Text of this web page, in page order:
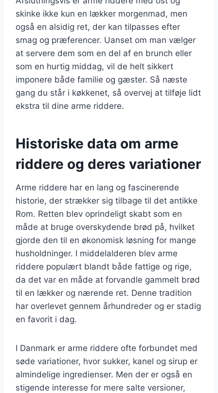
skinke ikke kun en lækker morgenmad, men
også en alsidig ret, der kan tilpasses efter
smag og præferencer. Uanset om man vælger
at servere dem som en del af en brunch eller
som en hurtig middag, vil de helt sikkert
imponere både familie og gæster. Så næste
gang du står i køkkenet, så overvej at tilføje lidt
ekstra til dine arme riddere.
Historiske data om arme
riddere og deres variationer
Arme riddere har en lang og fascinerende
historie, der strækker sig tilbage til det antikke
Rom. Retten blev oprindeligt skabt som en
måde at bruge overskydende brød på, hvilket
gjorde den til en økonomisk løsning for mange
husholdninger. I middelalderen blev arme
riddere populært blandt både fattige og rige,
da det var en måde at forvandle gammelt brød
til en lækker og nærende ret. Denne tradition
har overlevet gennem århundreder og er stadig
en favorit i dag.
I Danmark er arme riddere ofte forbundet med
søde variationer, hvor sukker, kanel og sirup er
almindelige ingredienser. Men der er også en
stigende interesse for mere salte versioner,